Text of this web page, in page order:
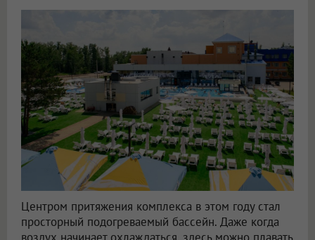
Центром притяжения комплекса в этом году стал
просторный подогреваемый бассейн. Даже когда